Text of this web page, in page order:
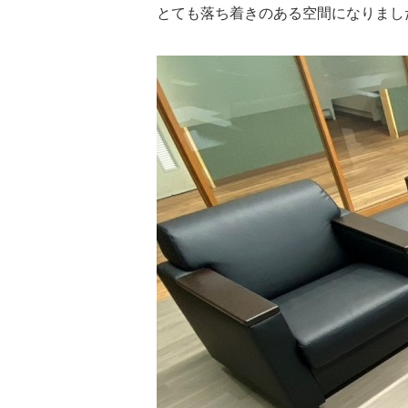
とても落ち着きのある空間になりまし